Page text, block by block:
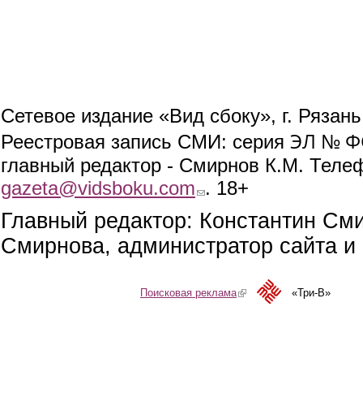
Сетевое издание «Вид сбоку», г.
Реестровая запись СМИ: серия ЭЛ №
главный редактор - Смирнов К.М.
gazeta@vidsboku.com (link sends e-mail)
. 18+
Главный редактор: Константин
Смирнова, администратор сайта
Поисковая реклама(link is external)«Три-В»